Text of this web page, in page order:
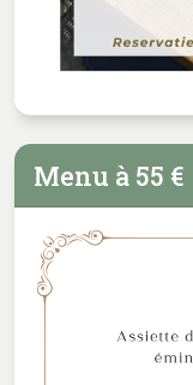
Menu à 55 €